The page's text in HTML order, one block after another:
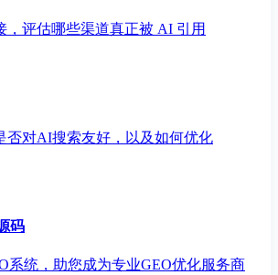
，评估哪些渠道真正被 AI 引用
否对AI搜索友好，以及如何优化
码
系统，助您成为专业GEO优化服务商